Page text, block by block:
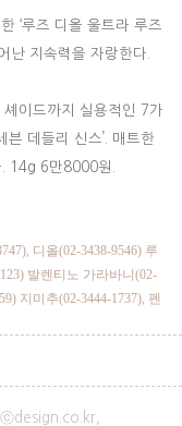
‘루즈 디올 울트라 루즈
난 지속력을 자랑한다.
이드까지 실용적인 7가
븐 데들리 신스’. 매트한
. 14g 6만8000원.
디올(02-3438-9546) 루
발렌티노 가라바니(02-
지미추(02-3444-1737), 펜
ⓒdesign.co.kr,